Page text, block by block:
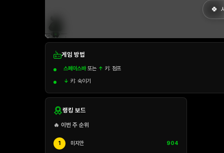
게임 방법
스페이스바또는 ↑ 키: 점프
↓ 키: 숙이기
랭킹 보드
🔥 이번 주 순위
1 미지안 904